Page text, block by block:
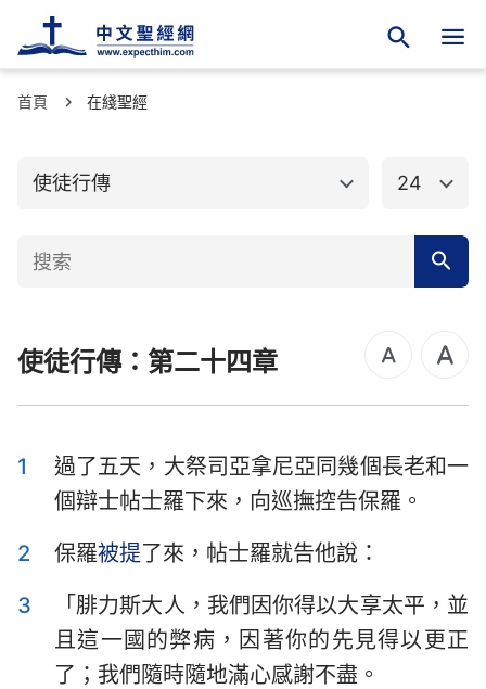
首頁 在綫聖經
使徒行傳
舊約聖經
馬太福音
使徒行傳
加拉太書 以弗所書
帖撒羅尼迦前書 帖撒羅尼迦後書
提摩太前書 提摩太後書
提多書 腓利門書
希伯來書 雅各書
彼得前書 彼得後書
24
使徒行傳：第二十四章
1
過了五天，大祭司亞拿尼亞同幾個長老和一
個辯士帖士羅下來，向巡撫控告保羅。
2
保羅被提了來，帖士羅就告他說：
3
「腓力斯大人，我們因你得以大享太平，並
且這一國的弊病，因著你的先見得以更正
了；我們隨時隨地滿心感謝不盡。